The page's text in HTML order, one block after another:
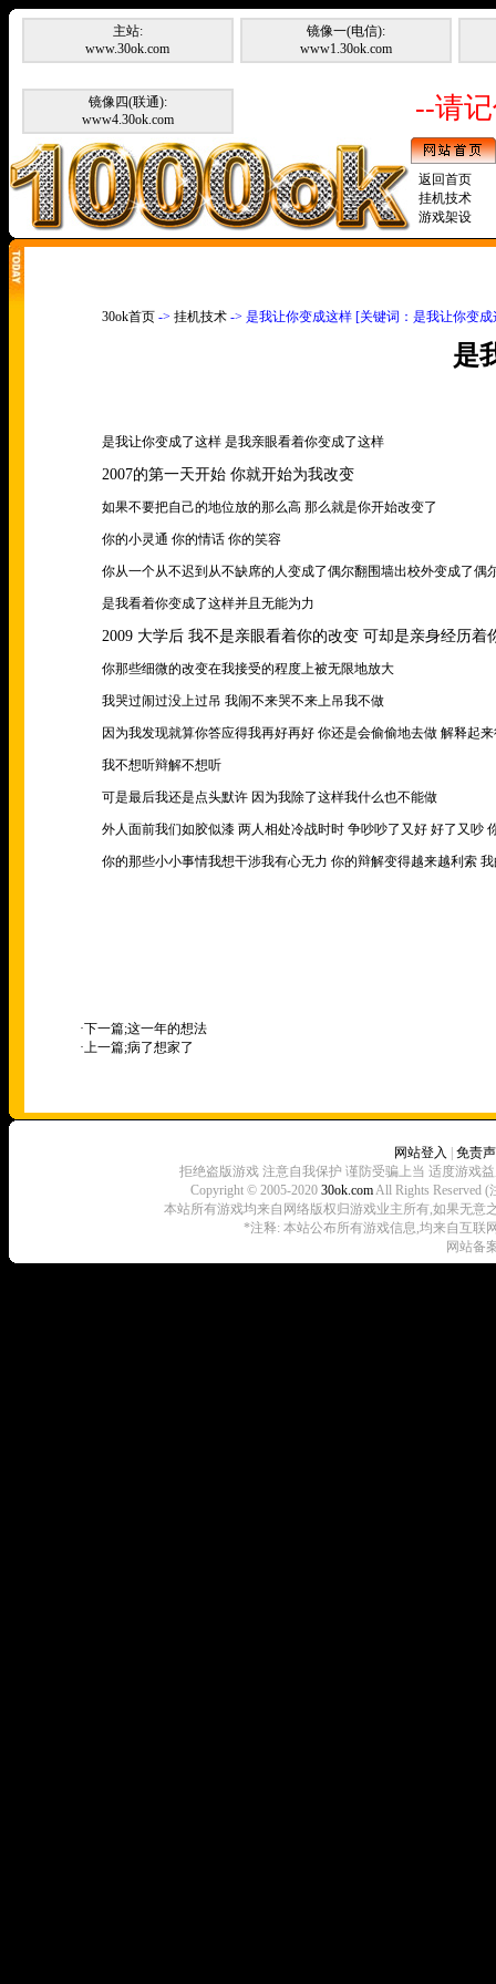
主站:
www.30ok.com
镜像一(电信):
www1.30ok.com
镜像四(联通):
www4.30ok.com
--请
返回首页
挂机技术
游戏架设
30ok首页 -> 挂机技术 -> 是我让你变成这样 [关键词：是我让你变
是
是我让你变成了这样 是我亲眼看着你变成了这样
2007的第一天开始 你就开始为我改变
如果不要把自己的地位放的那么高 那么就是你开始改变了
你的小灵通 你的情话 你的笑容
你从一个从不迟到从不缺席的人变成了偶尔翻围墙出校外变成了偶
是我看着你变成了这样并且无能为力
2009 大学后 我不是亲眼看着你的改变 可却是亲身经历着
你那些细微的改变在我接受的程度上被无限地放大
我哭过闹过没上过吊 我闹不来哭不来上吊我不做
因为我发现就算你答应得我再好再好 你还是会偷偷地去做 解释起
我不想听辩解不想听
可是最后我还是点头默许 因为我除了这样我什么也不能做
外人面前我们如胶似漆 两人相处冷战时时 争吵吵了又好 好了又吵
你的那些小小事情我想干涉我有心无力 你的辩解变得越来越利索
·下一篇;这一年的想法
·上一篇;病了想家了
网站登入
免责
拒绝盗版游戏 注意自我保护 谨防受骗上当 适度游戏
Copyright © 2005-2020 30ok.comAll Rights Reserved
本站所有游戏均来自网络版权归游戏业主所有,如果无意
*注释: 本站公布所有游戏信息,均来自互联
网站备